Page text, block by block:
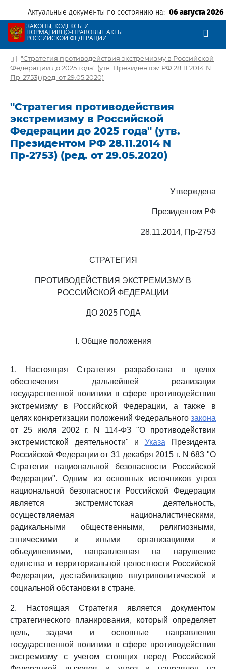
Актуальные документы по состоянию на: 06 августа 2026
ЗАКОНЫ, КОДЕКСЫ И
НОРМАТИВНО-ПРАВОВЫЕ АКТЫ
РОССИЙСКОЙ ФЕДЕРАЦИИ
| "Стратегия противодействия экстремизму в Российской
Федерации до 2025 года" (утв. Президентом РФ 28.11.2014 N
Пр-2753) (ред. от 29.05.2020)
"Стратегия противодействия
экстремизму в Российской
Федерации до 2025 года" (утв.
Президентом РФ 28.11.2014 N
Пр-2753) (ред. от 29.05.2020)
Утверждена
Президентом РФ
28.11.2014, Пр-2753
СТРАТЕГИЯ
ПРОТИВОДЕЙСТВИЯ ЭКСТРЕМИЗМУ В
РОССИЙСКОЙ ФЕДЕРАЦИИ
ДО 2025 ГОДА
I. Общие положения
1. Настоящая Стратегия разработана в целях
обеспечения дальнейшей реализации
государственной политики в сфере противодействия
экстремизму в Российской Федерации, а также в
целях конкретизации положений Федерального закона
от 25 июля 2002 г. N 114-ФЗ "О противодействии
экстремистской деятельности" и Указа Президента
Российской Федерации от 31 декабря 2015 г. N 683 "О
Стратегии национальной безопасности Российской
Федерации". Одним из основных источников угроз
национальной безопасности Российской Федерации
является экстремистская деятельность,
осуществляемая националистическими,
радикальными общественными, религиозными,
этническими и иными организациями и
объединениями, направленная на нарушение
единства и территориальной целостности Российской
Федерации, дестабилизацию внутриполитической и
социальной обстановки в стране.
2. Настоящая Стратегия является документом
стратегического планирования, который определяет
цель, задачи и основные направления
государственной политики в сфере противодействия
экстремизму с учетом стоящих перед Российской